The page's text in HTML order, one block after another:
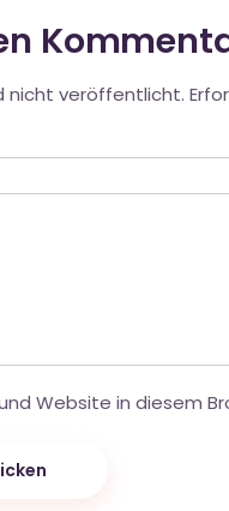
nicht veröffentlicht.
Website in diesem